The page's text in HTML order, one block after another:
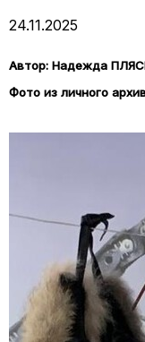
24.11.2025
Автор: Надежда
Фото из личного